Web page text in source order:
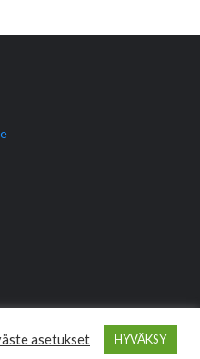
asetukset HYVÄKSY